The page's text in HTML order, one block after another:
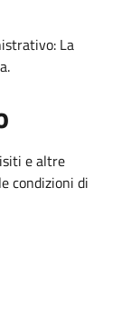
La
e altre
condizioni di